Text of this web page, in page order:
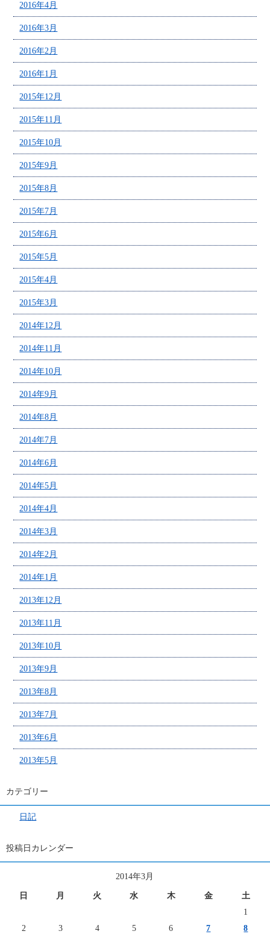
2016年4月
2016年3月
2016年2月
2016年1月
2015年12月
2015年11月
2015年10月
2015年9月
2015年8月
2015年7月
2015年6月
2015年5月
2015年4月
2015年3月
2014年12月
2014年11月
2014年10月
2014年9月
2014年8月
2014年7月
2014年6月
2014年5月
2014年4月
2014年3月
2014年2月
2014年1月
2013年12月
2013年11月
2013年10月
2013年9月
2013年8月
2013年7月
2013年6月
2013年5月
カテゴリー
日記
投稿日カレンダー
2014年3月
日 月 火 水 木 金
土
1
2
3 4 5 6 7 8